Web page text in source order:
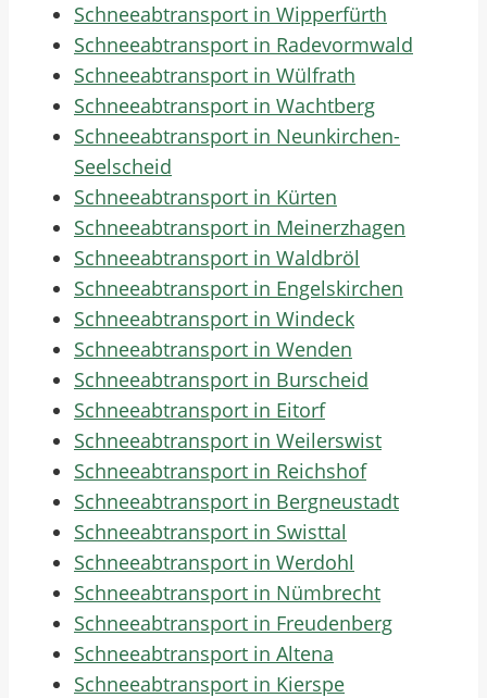
Schneeabtransport in Wipperfürth
Schneeabtransport in Radevormwald
Schneeabtransport in Wülfrath
Schneeabtransport in Wachtberg
Schneeabtransport in Neunkirchen-
Seelscheid
Schneeabtransport in Kürten
Schneeabtransport in Meinerzhagen
Schneeabtransport in Waldbröl
Schneeabtransport in Engelskirchen
Schneeabtransport in Windeck
Schneeabtransport in Wenden
Schneeabtransport in Burscheid
Schneeabtransport in Eitorf
Schneeabtransport in Weilerswist
Schneeabtransport in Reichshof
Schneeabtransport in Bergneustadt
Schneeabtransport in Swisttal
Schneeabtransport in Werdohl
Schneeabtransport in Nümbrecht
Schneeabtransport in Freudenberg
Schneeabtransport in Altena
Schneeabtransport in Kierspe